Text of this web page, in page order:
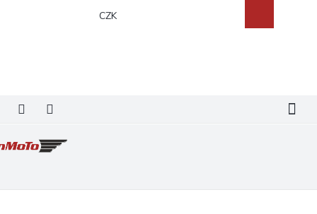
CZK
košík